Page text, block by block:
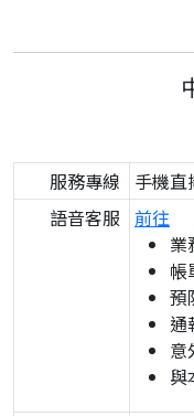
服務專線
手機直
語音客服 前往
業
帳
預
通
意
與